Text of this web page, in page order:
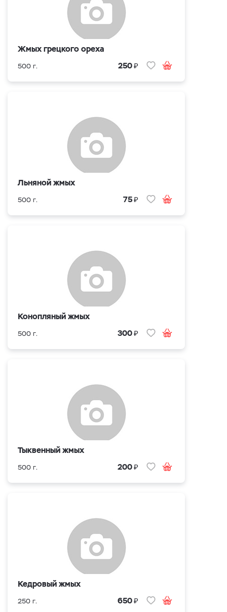
Жмых грецкого ореха
500 г. 250₽
Льняной жмых
500 г. 75₽
Конопляный жмых
500 г. 300₽
Тыквенный жмых
500 г. 200₽
Кедровый жмых
250 г. 650₽